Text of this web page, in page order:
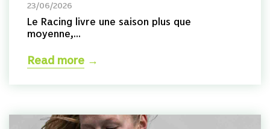
23/06/2026
Le Racing livre une saison plus que
moyenne,...
Read more →